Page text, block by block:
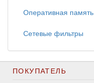
Оперативная память
Сетевые фильтры
ПОКУПАТЕЛЬ